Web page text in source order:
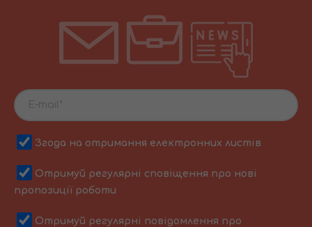
Згода на отримання електронних листів
Отримуй регулярні сповіщення про нові
пропозиції роботи
Отримуй регулярні повідомлення про